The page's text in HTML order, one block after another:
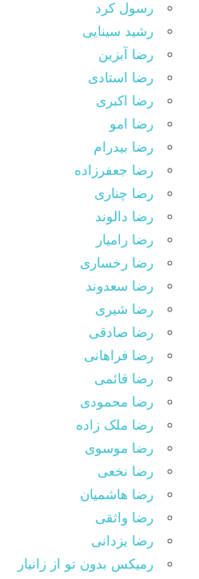
رسول کرد
رشید سینایی
رضا آبزین
رضا استادی
رضا اکبری
رضا امو
رضا بیدرام
رضا جعفرزاده
رضا چناری
رضا دالوند
رضا رامیار
رضا رخساری
رضا سعدوند
رضا شیری
رضا صادقی
رضا فراهانی
رضا قائمی
رضا محمودی
رضا ملک زاده
رضا موسوی
رضا نخعی
رضا هاشمیان
رضا واثقی
رضا یزدانی
رمیکس بدون تو از زانیار